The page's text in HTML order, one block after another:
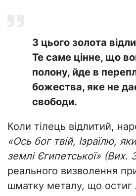
З цього золота
Те саме цінне, що
полону, йде в
божества, яке не
свободи.
Коли тілець відлитий,
«Ось бог твій, Ізраїлю,
землі Єгипетської» (Вих.
реального визволення
шматку металу, що остиг